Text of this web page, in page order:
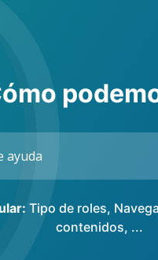
Tipo de roles,
contenidos, ...